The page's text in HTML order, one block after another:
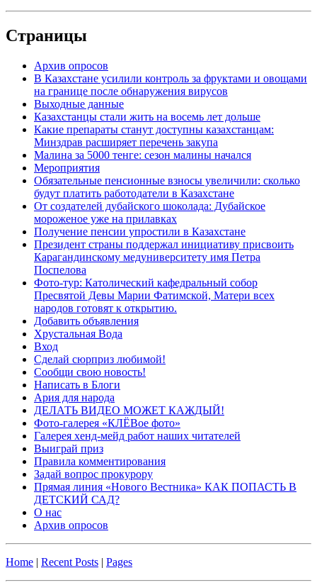
Страницы
Архив опросов
В Казахстане усилили контроль за фруктами и овощами
на границе после обнаружения вирусов
Выходные данные
Казахстанцы стали жить на восемь лет дольше
Какие препараты станут доступны казахстанцам:
Минздрав расширяет перечень закупа
Малина за 5000 тенге: сезон малины начался
Мероприятия
Обязательные пенсионные взносы увеличили: сколько
будут платить работодатели в Казахстане
От создателей дубайского шоколада: Дубайское
мороженое уже на прилавках
Получение пенсии упростили в Казахстане
Президент страны поддержал инициативу присвоить
Карагандинскому медуниверситету имя Петра
Поспелова
Фото-тур: Католический кафедральный собор
Пресвятой Девы Марии Фатимской, Матери всех
народов готовят к открытию.
Добавить объявления
Хрустальная Вода
Вход
Сделай сюрприз любимой!
Сообщи свою новость!
Написать в Блоги
Ария для народа
ДЕЛАТЬ ВИДЕО МОЖЕТ КАЖДЫЙ!
Фото-галерея «КЛЁВое фото»
Галерея хенд-мейд работ наших читателей
Выиграй приз
Правила комментирования
Задай вопрос прокурору
Прямая линия «Нового Вестника» КАК ПОПАСТЬ В
ДЕТСКИЙ САД?
О нас
Архив опросов
Home | Recent Posts | Pages